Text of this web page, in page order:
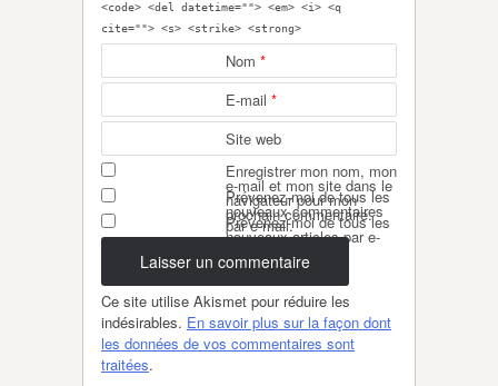
<code> <del datetime=""> <em> <i> <q
cite=""> <s> <strike> <strong>
Nom *
E-mail *
Site web
Enregistrer mon nom, mon
e-mail et mon site dans le
navigateur pour mon
prochain commentaire.
Prévenez-moi de tous les
nouveaux commentaires
par e-mail.
Prévenez-moi de tous les
nouveaux articles par e-
Ce site utilise Akismet pour réduire les
indésirables. En savoir plus sur la façon dont
les données de vos commentaires sont
traitées.